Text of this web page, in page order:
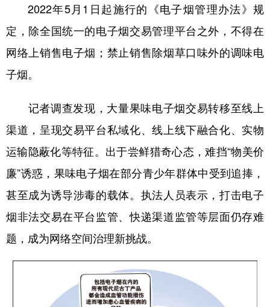
乡村振兴 溯源中国
地方频道
北京 天津 河北 山西
辽宁 吉林 上海 江苏
浙江 安徽
河南 湖北
广西
2022年5月1日起施行的《电子烟管理办法》规
定，除全国统一的电子烟交易管理平台之外，不得在
网络上销售电子烟；禁止销售除烟草口味外的调味电
子烟。
记者调查发现，大量果味电子烟交易转移至线上
渠道，呈现交易平台私域化、线上线下融合化、实物
运输隐蔽化等特征。出于尝鲜猎奇心态，难挡“物美价
廉”诱惑，果味电子烟在部分青少年群体中受到追捧，
甚至成为诱导涉毒的载体。执法人员表示，打击电子
烟非法交易在平台监管、快递渠道监管等层面仍存难
题，成为网络空间治理新挑战。